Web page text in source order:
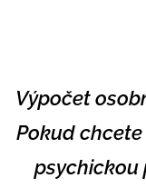
Výpočet
Pokud c
psychickou